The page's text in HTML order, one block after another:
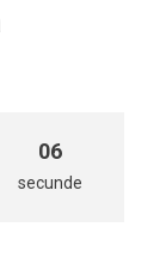
06
secunde